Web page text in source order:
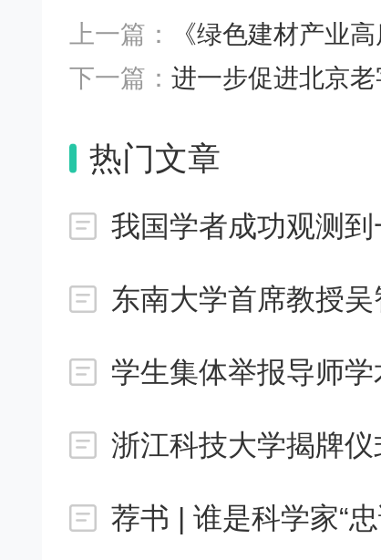
上一篇：
《绿色建材产业
下一篇： 进一步促进北京老字号创
热门文章
浙江科技大学揭牌仪
荐书 | 谁是科学家“